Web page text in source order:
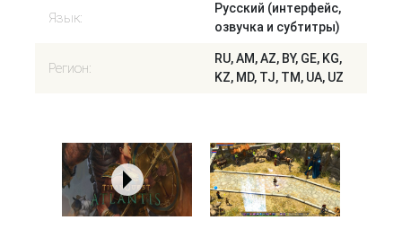
Язык:
Русский (интерфейс,
озвучка и субтитры)
Регион:
RU, AM, AZ, BY, GE, KG,
KZ, MD, TJ, TM, UA, UZ